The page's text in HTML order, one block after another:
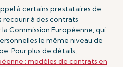
à certains prestataires de
recourir à des contrats
Commission Européenne, qui
le même niveau de
Pour plus de détails,
: modèles de contrats en